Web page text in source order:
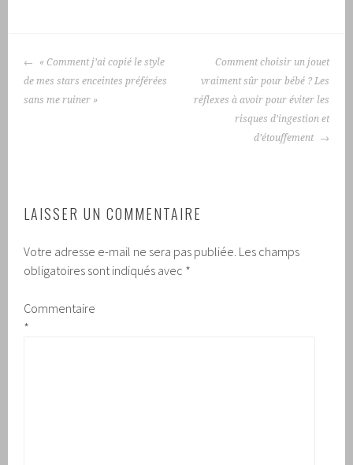
NAVIGATION
DES
ARTICLES
« Comment j’ai copié le style
de mes stars enceintes préférées
sans me ruiner »
Comment choisir un jouet
vraiment sûr pour bébé ? Les
réflexes à avoir pour éviter les
risques d’ingestion et
d’étouffement
LAISSER UN COMMENTAIRE
Votre adresse e-mail ne sera pas publiée. Les champs
obligatoires sont indiqués avec *
Commentaire
*